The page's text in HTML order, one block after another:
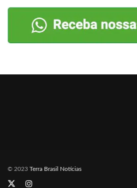
© 2023 Terra Brasil Notícias